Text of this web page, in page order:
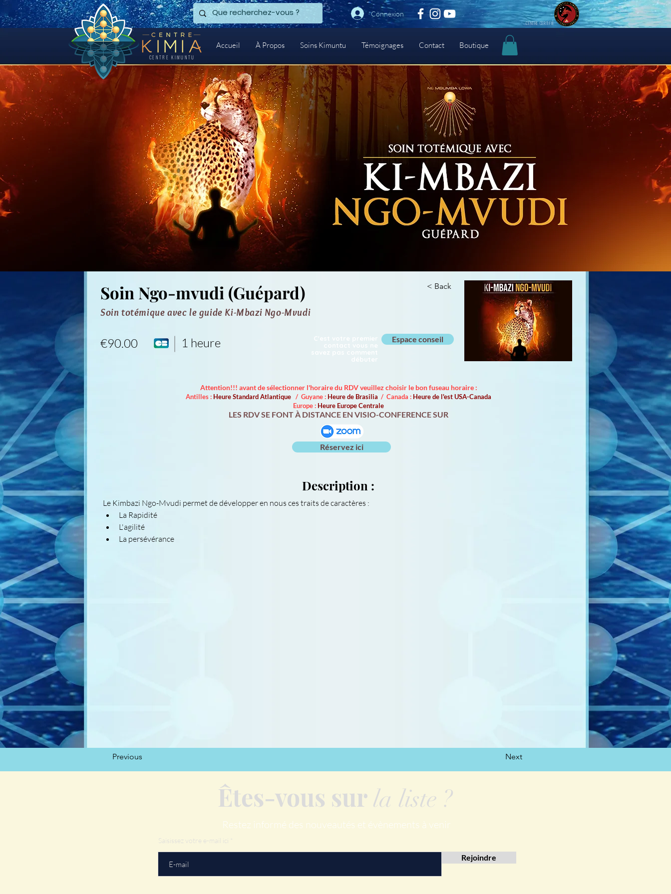
Connexion
CENTRE CERTIFIE
CENTRE KIMUNTU
Accueil À Propos Soins Kimuntu Témoignages Contact Boutique
€90.00 1 heure
C'est votre premier
contact vous ne
savez pas comment
débuter
Espace conseil
Soin Ngo-mvudi (Guépard) < Back
Soin totémique avec le guide Ki-Mbazi Ngo-Mvudi
Attention!!! avant de sélectionner l'horaire du RDV veuillez choisir le bon fuseau horaire :
Antilles : Heure Standard Atlantique / Guyane : Heure de Brasilia / Canada : Heure de l'est USA-Canada
Europe : Heure Europe Centrale
LES RDV SE FONT À DISTANCE EN VISIO-CONFERENCE SUR
Réservez ici
Description :
Le Kimbazi Ngo-Mvudi permet de développer en nous ces traits de caractères :
La Rapidité
L'agilité
La persévérance
Previous Next
Êtes-vous sur la liste ?
Restez informé des nouveautés et évènements à venir
Saisissez votre e-mail ici
Rejoindre